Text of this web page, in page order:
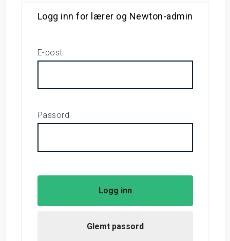
Logg inn for lærer og Newton-admin
E-post
Passord